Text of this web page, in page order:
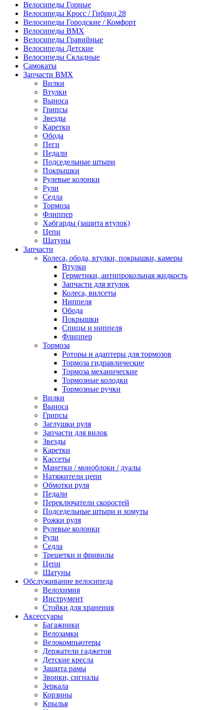
Велосипеды Горные
Велосипеды Кросс / Гибрид 28
Велосипеды Городские / Комфорт
Велосипеды BMX
Велосипеды Гравийные
Велосипеды Детские
Велосипеды Складные
Самокаты
Запчасти BMX
Вилки
Втулки
Выноса
Грипсы
Звезды
Каретки
Обода
Пеги
Педали
Подседельные штыри
Покрышки
Рулевые колонки
Рули
Седла
Тормоза
Флиппер
Хабгарды (защита втулок)
Цепи
Шатуны
Запчасти
Колеса, обода, втулки, покрышки, камеры
Втулки
Герметики, антипрокольная жидкость
Запчасти для втулок
Колеса, вилсеты
Ниппеля
Обода
Покрышки
Спицы и ниппеля
Флиппер
Тормоза
Роторы и адаптеры для тормозов
Тормоза гидравлические
Тормоза механические
Тормозные колодки
Тормозные ручки
Вилки
Выноса
Грипсы
Заглушки руля
Запчасти для вилок
Звезды
Каретки
Кассеты
Манетки / моноблоки / дуалы
Натяжители цепи
Обмотки руля
Педали
Переключатели скоростей
Подседельные штыри и хомуты
Рожки руля
Рулевые колонки
Рули
Седла
Трещетки и фривилы
Цепи
Шатуны
Обслуживание велосипеда
Велохимия
Инструмент
Стойки для хранения
Аксессуары
Багажники
Велозамки
Велокомпьютеры
Держатели гаджетов
Детские кресла
Защита рамы
Звонки, сигналы
Зеркала
Корзины
Крылья